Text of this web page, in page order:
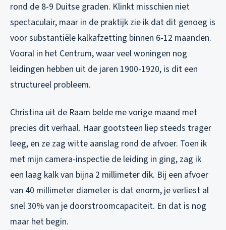
rond de 8-9 Duitse graden. Klinkt misschien niet
spectaculair, maar in de praktijk zie ik dat dit genoeg is
voor substantiële kalkafzetting binnen 6-12 maanden.
Vooral in het Centrum, waar veel woningen nog
leidingen hebben uit de jaren 1900-1920, is dit een
structureel probleem.
Christina uit de Raam belde me vorige maand met
precies dit verhaal. Haar gootsteen liep steeds trager
leeg, en ze zag witte aanslag rond de afvoer. Toen ik
met mijn camera-inspectie de leiding in ging, zag ik
een laag kalk van bijna 2 millimeter dik. Bij een afvoer
van 40 millimeter diameter is dat enorm, je verliest al
snel 30% van je doorstroomcapaciteit. En dat is nog
maar het begin.